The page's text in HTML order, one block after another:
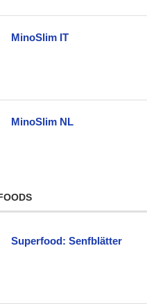
MinoSlim IT
MinoSlim NL
Superfood: Senfblätter